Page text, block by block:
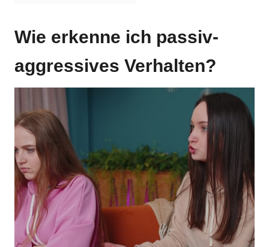
Wie erkenne ich passiv-
aggressives Verhalten?